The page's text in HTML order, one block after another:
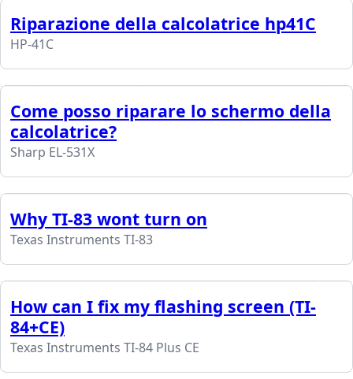
Riparazione della calcolatrice hp41C
HP-41C
Come posso riparare lo schermo della
calcolatrice?
Sharp EL-531X
Why TI-83 wont turn on
Texas Instruments TI-83
How can I fix my flashing screen (TI-
84+CE)
Texas Instruments TI-84 Plus CE